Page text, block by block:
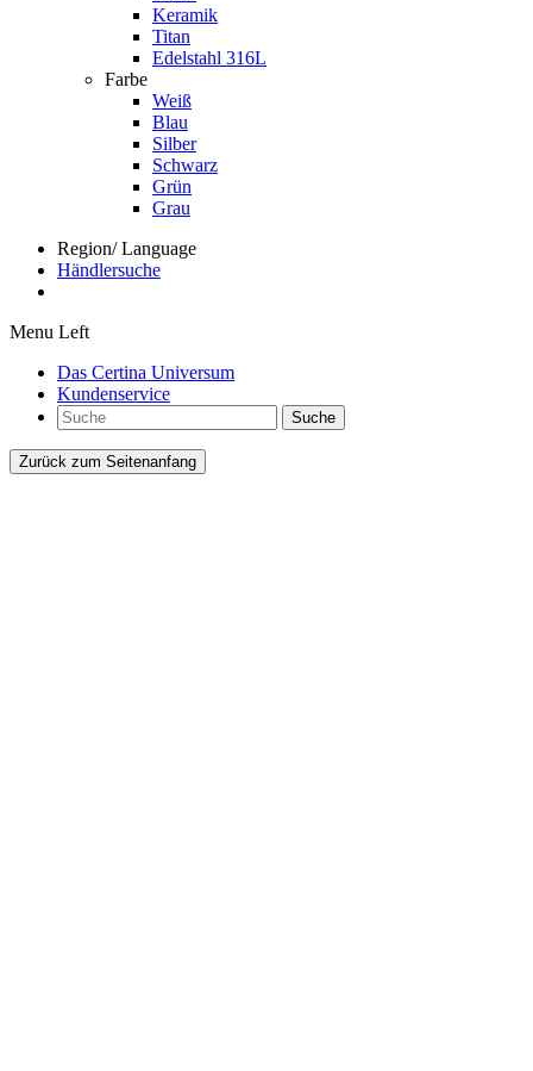
Keramik
Titan
Edelstahl 316L
Farbe
Weiß
Blau
Silber
Schwarz
Grün
Grau
Region/ Language
Händlersuche
Menu Left
Das Certina Universum
Kundenservice
Suche
Zurück zum Seitenanfang